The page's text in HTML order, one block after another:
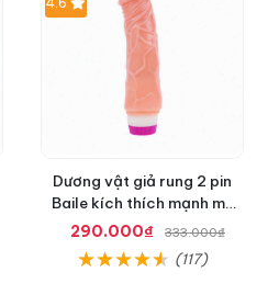
Dương vật giả rung 2 pin
Baile kích thích mạnh mẽ
siêu thực
290.000₫ 333.000₫
(117)